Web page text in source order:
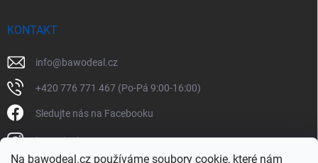
Na bawodeal.cz používáme soubory cookie, které nám
KONTAKT
info@bawodeal.cz
+420 776 771 467 (Po-Pá 9:00-16:00)
Sledujte nás na Facebooku
bawodealcz